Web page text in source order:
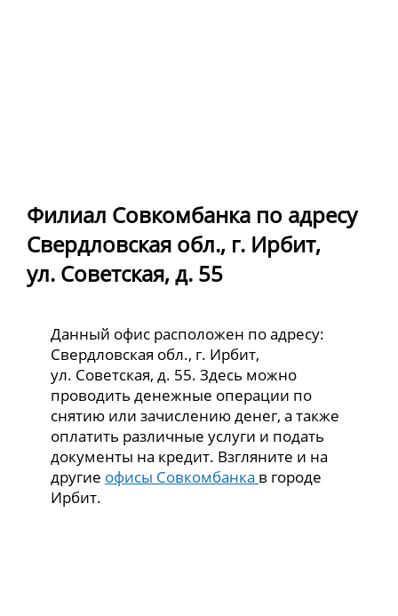
Филиал Совкомбанка по адресу
Свердловская обл., г. Ирбит,
ул. Советская, д. 55
Данный офис расположен по адресу:
Свердловская обл., г. Ирбит,
ул. Советская, д. 55. Здесь можно
проводить денежные операции по
снятию или зачислению денег, а также
оплатить различные услуги и подать
документы на кредит. Взгляните и на
другие офисы Совкомбанка в городе
Ирбит.